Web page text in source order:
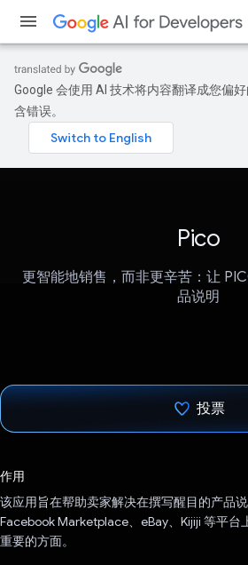
Google 会使用 AI 技术将内容翻译成您偏
含错误。
Pico
更智能地销售，而非更辛苦：让
品说明
投票
作用
该应用旨在帮助卖家解决在撰写醒目的产品
Facebook Marketplace、eBay、Kijiji 等平台
重要的方面。